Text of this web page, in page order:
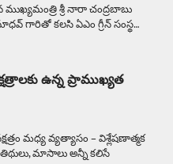
శ్రీ నారా చంద్రబాబు
గారితో కలసి ఏఎం గ్రీన్ సంస్థ…
ఉన్న ప్రాముఖ్యత
మధ్య వ్యత్యాసం – విశ్లేషణాత్మక
మాసాలు అన్నీ కలిసే